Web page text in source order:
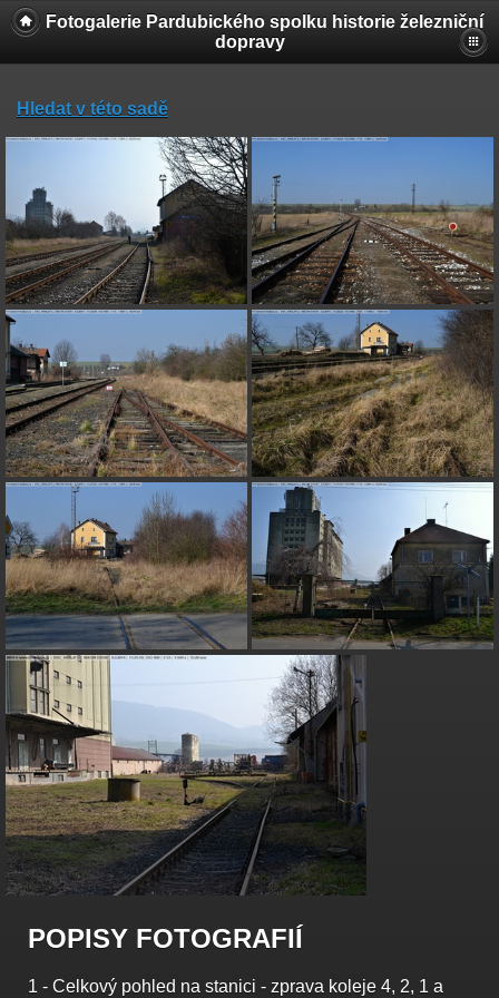
Fotogalerie Pardubického spolku historie železniční
dopravy
Hledat v této sadě
POPISY FOTOGRAFIÍ
1 - Celkový pohled na stanici - zprava koleje 4, 2, 1 a